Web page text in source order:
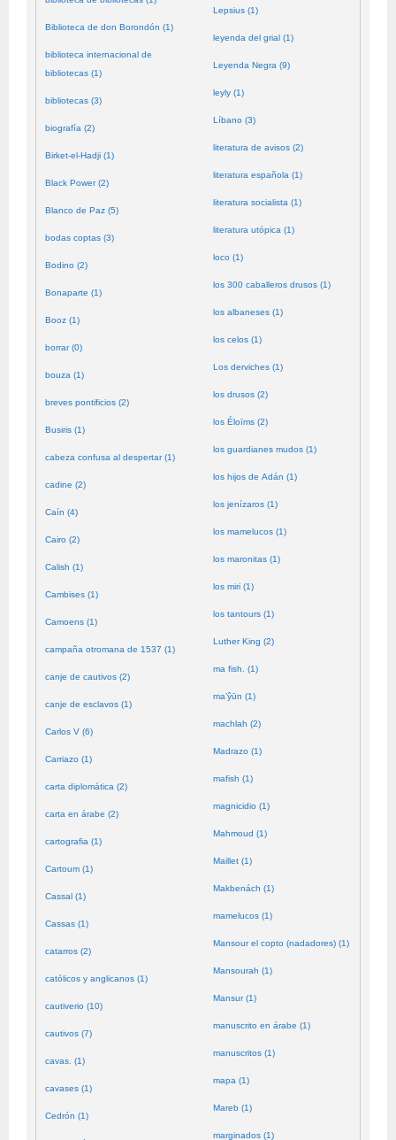
Biblioteca de don Borondón (1)
biblioteca internacional de
bibliotecas (1)
bibliotecas (3)
biografía (2)
Birket-el-Hadji (1)
Black Power (2)
Blanco de Paz (5)
bodas coptas (3)
Bodino (2)
Bonaparte (1)
Booz (1)
borrar (0)
bouza (1)
breves pontificios (2)
Busiris (1)
cabeza confusa al despertar (1)
cadine (2)
Caín (4)
Cairo (2)
Calish (1)
Cambises (1)
Camoens (1)
campaña otromana de 1537 (1)
canje de cautivos (2)
canje de esclavos (1)
Carlos V (6)
Carriazo (1)
carta diplomática (2)
carta en árabe (2)
cartografia (1)
Cartoum (1)
Cassal (1)
Cassas (1)
catarros (2)
católicos y anglicanos (1)
cautiverio (10)
cautivos (7)
cavas. (1)
cavases (1)
Cedrón (1)
Lepsius (1)
leyenda del grial (1)
Leyenda Negra (9)
leyly (1)
Líbano (3)
literatura de avisos (2)
literatura española (1)
literatura socialista (1)
literatura utópica (1)
loco (1)
los 300 caballeros drusos (1)
los albaneses (1)
los celos (1)
Los derviches (1)
los drusos (2)
los Éloïms (2)
los guardianes mudos (1)
los hijos de Adán (1)
los jenízaros (1)
los mamelucos (1)
los maronitas (1)
los miri (1)
los tantours (1)
Luther King (2)
ma fish. (1)
ma’ŷūn (1)
machlah (2)
Madrazo (1)
mafish (1)
magnicidio (1)
Mahmoud (1)
Maillet (1)
Makbenách (1)
mamelucos (1)
Mansour el copto (nadadores) (1)
Mansourah (1)
Mansur (1)
manuscrito en árabe (1)
manuscritos (1)
mapa (1)
Mareb (1)
marginados (1)